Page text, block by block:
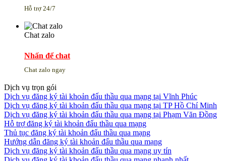
Hỗ trợ 24/7
Chat zalo
Nhấn để chat
Chat zalo ngay
Dịch vụ trọn gói
Dịch vụ đăng ký tài khoản đấu thầu qua mạng tại Vĩnh Phúc
Dịch vụ đăng ký tài khoản đấu thầu qua mạng tại TP Hồ Chí Minh
Dịch vụ đăng ký tài khoản đấu thầu qua mạng tại Phạm Văn Đồng
Hỗ trợ đăng ký tài khoản đấu thầu qua mạng
Thủ tục đăng ký tài khoản đấu thầu qua mạng
Hướng dẫn đăng ký tài khoản đấu thầu qua mạng
Dịch vụ đăng ký tài khoản đấu thầu qua mạng uy tín